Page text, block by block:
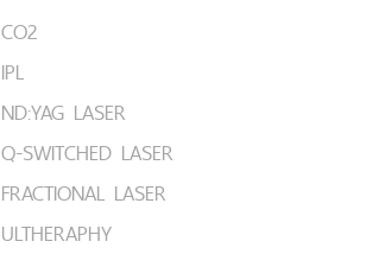
CO2
IPL
ND:YAG LASER
Q-SWITCHED LASER
FRACTIONAL LASER
ULTHERAPHY